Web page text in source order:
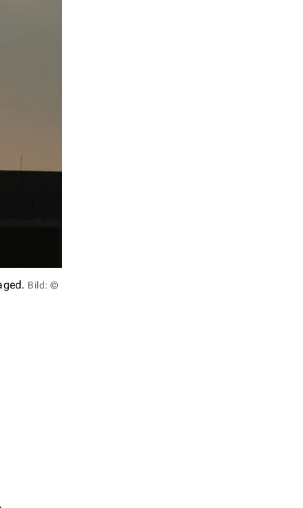
Bild: ©